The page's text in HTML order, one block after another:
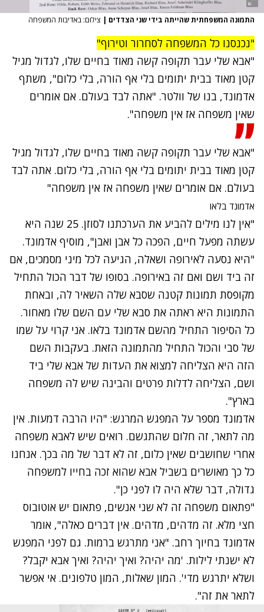
התמונה המשפחתית שהייתה בידי שני הצדדים | צילום: באדיבות המשפחה
"נכנסנו כל המשפחה לסחרור וטירוף"
"אבא שלי עבר תקופה קשה מאוד בחיים שלו, לגדול מגיל
קטן מאוד בבית יתומים בלי אף הורה, בלי כלום", משתף
אדמונד, בנו של וולטר. "אתה לבד בעולם. אם אומרים
שאין משפחה אז אין משפחה".
"אבא שלי עבר תקופה קשה מאוד בחיים שלו, לגדול מגיל
קטן מאוד בבית יתומים בלי אף הורה, בלי כלום. אתה לבד
בעולם. אם אומרים שאין משפחה אז אין משפחה"
אדמונד בלאו
"אין לנו מילים להביע את הערכתנו לסוזן. 25 שנה היא
עשתה מפעל חיים, הפכה כל אבן ואבן", מוסיף אדמונד.
"היא נסעה לאירופה ושאלה, הגיעה לכל מיני מסמכים, אם
זה ביד ושם ואם זה באירופה. בסופו של דבר הכול התחיל
מקופסת תמונות קטנה שסבא שלה השאיר לה, ובאחת
התמונות היא ראתה את סבא שלי עם השם שלו מאחור.
כל הסיפור התחיל מהשם אדמונד בלאו. אני קרוי על שמו
של סבי והכול התחיל מהתמונה הזאת. בעקבות השם
הזה היא הצליחה למצוא את העדות של אבא שלי ביד
ושם, הצליחה לדלות פרטים והבינה שיש לה משפחה
בארץ".
אדמונד מספר על המפגש המרגש: "היו הרבה דמעות. אין
מה לתאר, זה חלום שהתגשם. רואים שיש לאבא משפחה
אחרי שחושבים שאין כלום, זה לא דבר של מה בכך. אנחנו
כל כך מאושרים בשביל אבא שהוא זכה בחייו למשפחה
גדולה, דבר שלא היה לו לפני כן".
"פתאום משפחה זה לא שני אנשים, פתאום יש אוטובוס
חצי מלא. זה מדהים, מדהים. אין דברים כאלה", אומר
אדמונד בחיוך רחב. "אני מתרגש ברמות. גם לפני המפגש
לא ישנתי לילות. 'מה יהיה? ואיך יהיה? ואיך אבא יקבל?
ושלא יתרגש מדי'. המון שאלות, המון טלפונים. אי אפשר
לתאר את זה".